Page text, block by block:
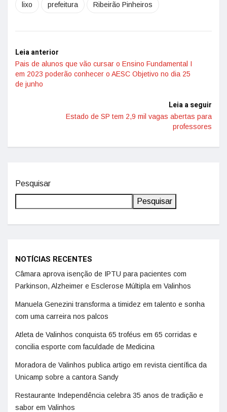
lixo prefeitura Ribeirão Pinheiros
Leia anterior
Pais de alunos que vão cursar o Ensino Fundamental I
em 2023 poderão conhecer o AESC Objetivo no dia 25
de junho
Leia a seguir
Estado de SP tem 2,9 mil vagas abertas para
professores
Pesquisar
Pesquisar
NOTÍCIAS RECENTES
Câmara aprova isenção de IPTU para pacientes com
Parkinson, Alzheimer e Esclerose Múltipla em Valinhos
Manuela Genezini transforma a timidez em talento e sonha
com uma carreira nos palcos
Atleta de Valinhos conquista 65 troféus em 65 corridas e
concilia esporte com faculdade de Medicina
Moradora de Valinhos publica artigo em revista científica da
Unicamp sobre a cantora Sandy
Restaurante Independência celebra 35 anos de tradição e
sabor em Valinhos